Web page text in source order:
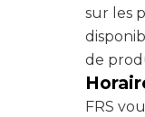
sur les
de
FRS